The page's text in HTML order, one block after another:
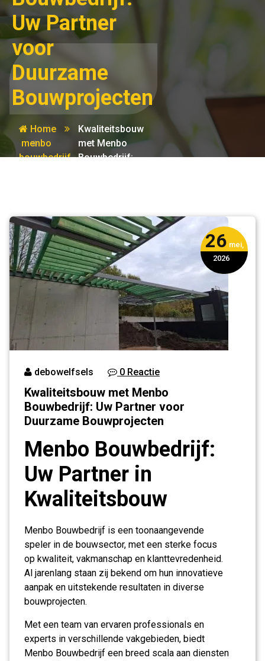
Uw Partner
voor
Duurzame
Bouwprojecten
Home
menbo
bouwbedrijf
Kwaliteitsbouw
met Menbo
Bouwbedrijf:
Bouwprojecten
26 mei,
2026
debowelfsels 0 Reactie
Kwaliteitsbouw met Menbo
Bouwbedrijf: Uw Partner voor
Duurzame Bouwprojecten
Menbo Bouwbedrijf:
Uw Partner in
Kwaliteitsbouw
Menbo Bouwbedrijf is een toonaangevende
speler in de bouwsector, met een sterke focus
op kwaliteit, vakmanschap en klanttevredenheid.
Al jarenlang staan zij bekend om hun innovatieve
aanpak en uitstekende resultaten in diverse
bouwprojecten.
Met een team van ervaren professionals en
experts in verschillende vakgebieden, biedt
Menbo Bouwbedrijf een breed scala aan diensten